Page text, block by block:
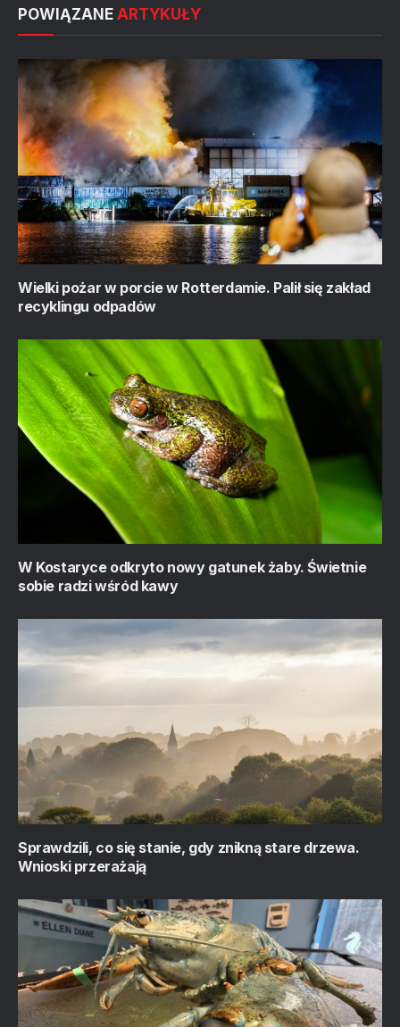
POWIĄZANE ARTYKUŁY
Wielki pożar w porcie w Rotterdamie. Palił się zakład
recyklingu odpadów
W Kostaryce odkryto nowy gatunek żaby. Świetnie
sobie radzi wśród kawy
Sprawdzili, co się stanie, gdy znikną stare drzewa.
Wnioski przerażają